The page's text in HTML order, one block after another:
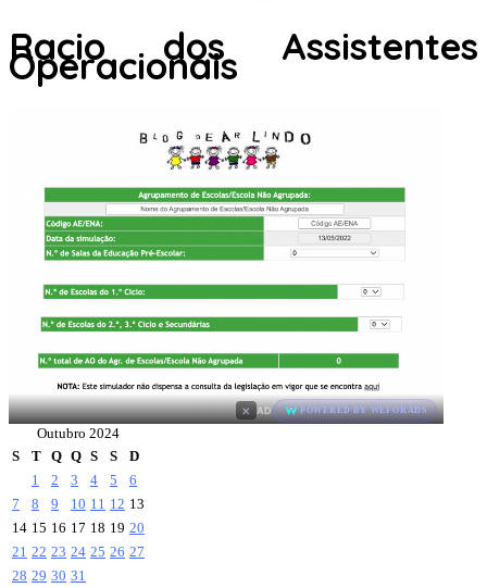
Racio dos Assistentes
Operacionais
× AD POWERED BY WEFORADS
Outubro 2024
S
T Q Q S S
D
1
2 3 4 5
6
7
8 9 10 11 12 13
14 15 16 17 18 19 20
21 22 23 24 25 26 27
28 29 30 31